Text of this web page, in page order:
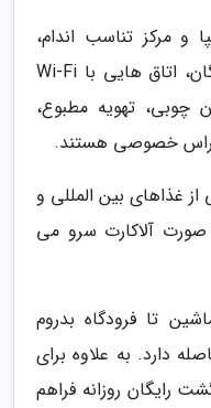
و مرکز تناسب اندام،
پارکینگ رایگان، خدمات شاتل رایگان، اتاق هایی با Wi-Fi
چوبی، تهویه مطبوع،
خصوصی هستند.
از غذاهای بین المللی و
صورت آلاکارت سرو می
15 دقیقه با ماشین تا فرودگاه بدروم
فاصله دارد. به علاوه برای
رایگان روزانه فراهم